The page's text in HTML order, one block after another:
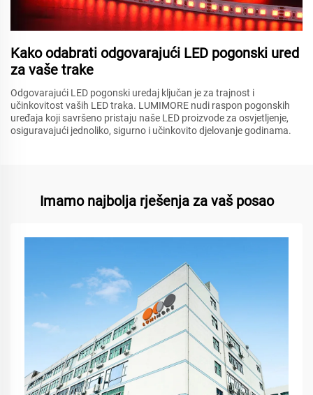
Kako odabrati odgovarajući LED pogonski ured
za vaše trake
Odgovarajući LED pogonski uredaj ključan je za trajnost i
učinkovitost vaših LED traka. LUMIMORE nudi raspon pogonskih
uređaja koji savršeno pristaju naše LED proizvode za osvjetljenje,
osiguravajući jednoliko, sigurno i učinkovito djelovanje godinama.
Imamo najbolja rješenja za vaš posao